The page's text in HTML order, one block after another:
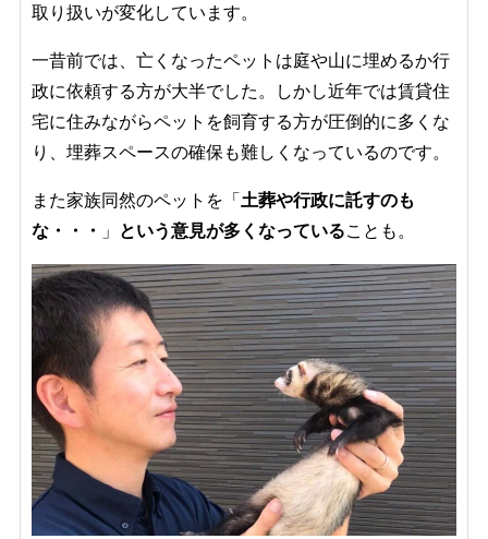
取り扱いが変化しています。
一昔前では、亡くなったペットは庭や山に埋めるか行
政に依頼する方が大半でした。しかし近年では賃貸住
宅に住みながらペットを飼育する方が圧倒的に多くな
り、埋葬スペースの確保も難しくなっているのです。
また家族同然のペットを「 土葬や行政に託すのも
な・・・
」 という意見が多くなっていることも。